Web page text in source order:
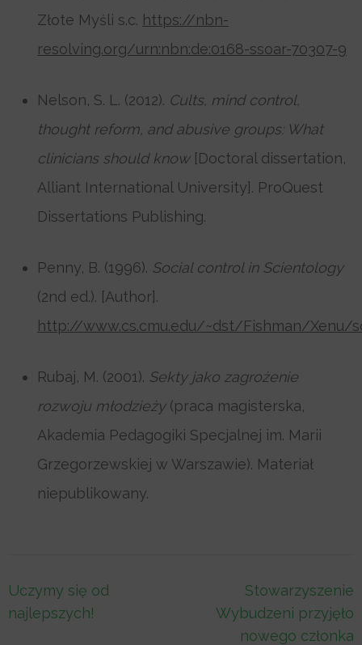
Złote Myśli s.c. https://nbn-
resolving.org/urn:nbn:de:0168-ssoar-70307-9
Nelson, S. L. (2012). Cults, mind control,
thought reform, and abusive groups: What
clinicians should know[Doctoral dissertation,
Alliant International University]. ProQuest
Dissertations Publishing.
Penny, B. (1996). Social control in Scientology
(2nd ed.). [Author].
http://www.cs.cmu.edu/~dst/Fishman/Xenu/
Rubaj, M. (2001). Sekty jako zagrożenie
rozwoju młodzieży(praca magisterska,
Akademia Pedagogiki Specjalnej im. Marii
Grzegorzewskiej w Warszawie). Materiał
niepublikowany.
Nawigacja
wpisu
Uczymy się od
najlepszych!
Stowarzyszenie
Wybudzeni przyjęło
nowego członka